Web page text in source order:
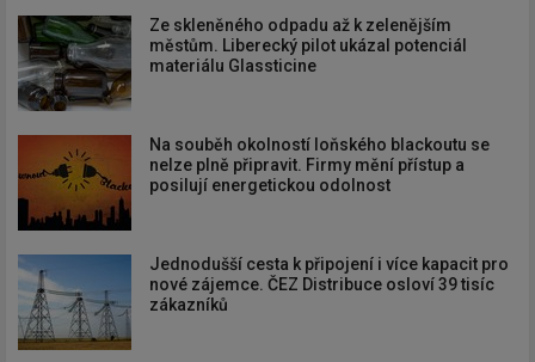
Ze skleněného odpadu až k zelenějším
městům. Liberecký pilot ukázal potenciál
materiálu Glassticine
Na souběh okolností loňského blackoutu se
nelze plně připravit. Firmy mění přístup a
posilují energetickou odolnost
Jednodušší cesta k připojení i více kapacit pro
nové zájemce. ČEZ Distribuce osloví 39 tisíc
zákazníků